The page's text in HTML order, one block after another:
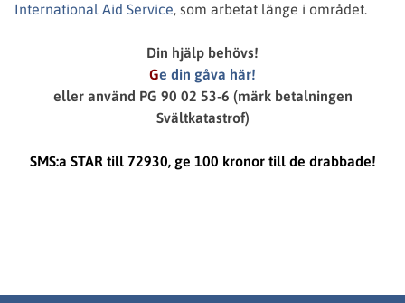
International Aid Service, som arbetat länge i området.
Din hjälp behövs!
Ge din gåva här!
eller använd PG 90 02 53-6 (märk betalningen
Svältkatastrof)
SMS:a STAR till 72930, ge 100 kronor till de drabbade!